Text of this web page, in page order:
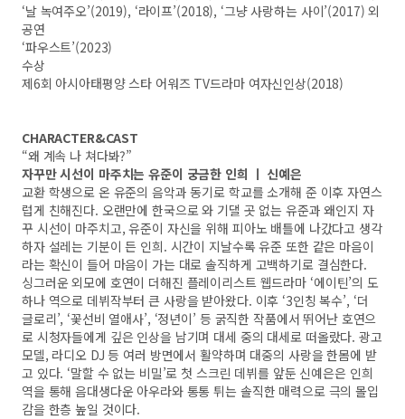
‘날 녹여주오’(2019), ‘라이프’(2018), ‘그냥 사랑하는 사이’(2017) 외
공연
‘파우스트’(2023)
수상
제6회 아시아태평양 스타 어워즈 TV드라마 여자신인상(2018)
CHARACTER&CAST
“왜 계속 나 쳐다봐?”
자꾸만 시선이 마주치는 유준이 궁금한 인희 ㅣ 신예은
교환 학생으로 온 유준의 음악과 동기로 학교를 소개해 준 이후 자연스
럽게 친해진다. 오랜만에 한국으로 와 기댈 곳 없는 유준과 왜인지 자
꾸 시선이 마주치고, 유준이 자신을 위해 피아노 배틀에 나갔다고 생각
하자 설레는 기분이 든 인희. 시간이 지날수록 유준 또한 같은 마음이
라는 확신이 들어 마음이 가는 대로 솔직하게 고백하기로 결심한다.
싱그러운 외모에 호연이 더해진 플레이리스트 웹드라마 ‘에이틴’의 도
하나 역으로 데뷔작부터 큰 사랑을 받아왔다. 이후 ‘3인칭 복수’, ‘더
글로리’, ‘꽃선비 열애사’, ‘정년이’ 등 굵직한 작품에서 뛰어난 호연으
로 시청자들에게 깊은 인상을 남기며 대세 중의 대세로 떠올랐다. 광고
모델, 라디오 DJ 등 여러 방면에서 활약하며 대중의 사랑을 한몸에 받
고 있다. ‘말할 수 없는 비밀’로 첫 스크린 데뷔를 앞둔 신예은은 인희
역을 통해 음대생다운 아우라와 통통 튀는 솔직한 매력으로 극의 몰입
감을 한층 높일 것이다.